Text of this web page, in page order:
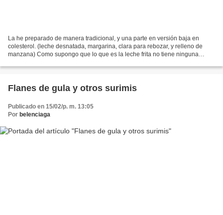
La he preparado de manera tradicional, y una parte en versión baja en
colesterol. (leche desnatada, margarina, clara para rebozar, y relleno de
manzana) Como supongo que lo que es la leche frita no tiene ninguna
Flanes de gula y otros surimis
Publicado en 15/02/p. m. 13:05
Por belenciaga